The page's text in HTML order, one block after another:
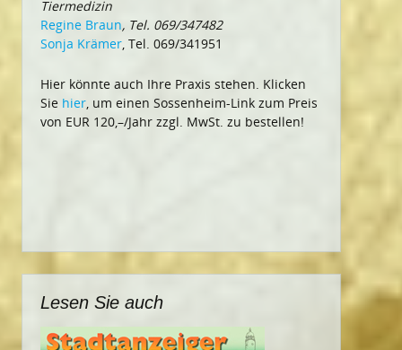
Tiermedizin
Regine Braun, Tel. 069/347482
Sonja Krämer, Tel. 069/341951
Hier könnte auch Ihre Praxis stehen. Klicken
Sie hier, um einen Sossenheim-Link zum Preis
von EUR 120,–/Jahr zzgl. MwSt. zu bestellen!
Lesen Sie auch